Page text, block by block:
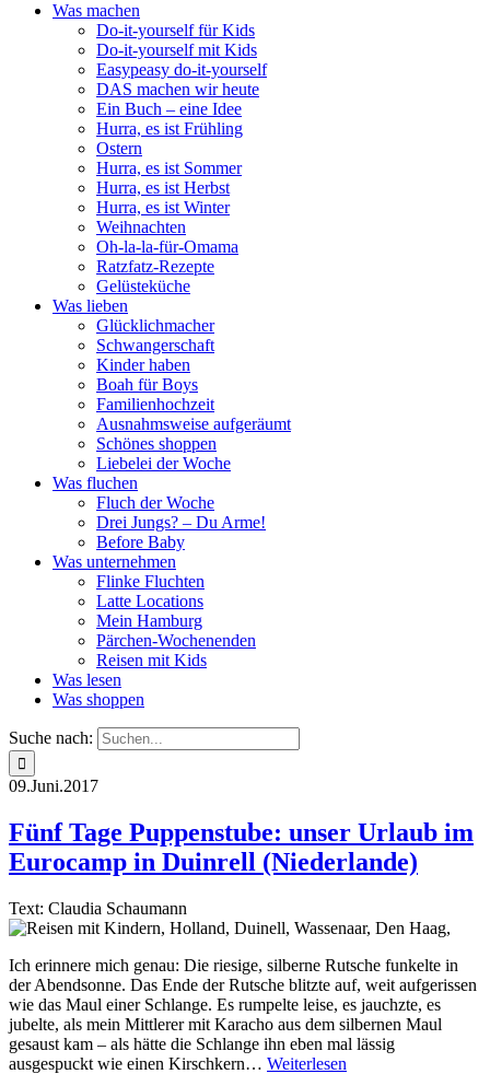
Was machen
Do-it-yourself für Kids
Do-it-yourself mit Kids
Easypeasy do-it-yourself
DAS machen wir heute
Ein Buch – eine Idee
Hurra, es ist Frühling
Ostern
Hurra, es ist Sommer
Hurra, es ist Herbst
Hurra, es ist Winter
Weihnachten
Oh-la-la-für-Omama
Ratzfatz-Rezepte
Gelüsteküche
Was lieben
Glücklichmacher
Schwangerschaft
Kinder haben
Boah für Boys
Familienhochzeit
Ausnahmsweise aufgeräumt
Schönes shoppen
Liebelei der Woche
Was fluchen
Fluch der Woche
Drei Jungs? – Du Arme!
Before Baby
Was unternehmen
Flinke Fluchten
Latte Locations
Mein Hamburg
Pärchen-Wochenenden
Reisen mit Kids
Was lesen
Was shoppen
Suche nach:
09.Juni.2017
Fünf Tage Puppenstube: unser Urlaub im
Eurocamp in Duinrell (Niederlande)
Text: Claudia Schaumann
Ich erinnere mich genau: Die riesige, silberne Rutsche funkelte in
der Abendsonne. Das Ende der Rutsche blitzte auf, weit aufgerissen
wie das Maul einer Schlange. Es rumpelte leise, es jauchzte, es
jubelte, als mein Mittlerer mit Karacho aus dem silbernen Maul
gesaust kam – als hätte die Schlange ihn eben mal lässig
ausgespuckt wie einen Kirschkern… Weiterlesen